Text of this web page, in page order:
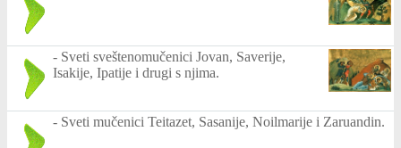
- Sveti sveštenomučenici Jovan, Saverije,
Isakije, Ipatije i drugi s njima.
- Sveti mučenici Teitazet, Sasanije, Noilmarije i Zaruandin.